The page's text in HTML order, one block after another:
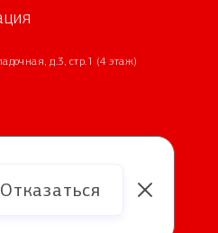
д.3, стр.1 (4 этаж)
Отказаться